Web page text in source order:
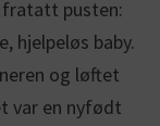
pusten:
hjelpeløs baby.
og løftet
var en nyfødt